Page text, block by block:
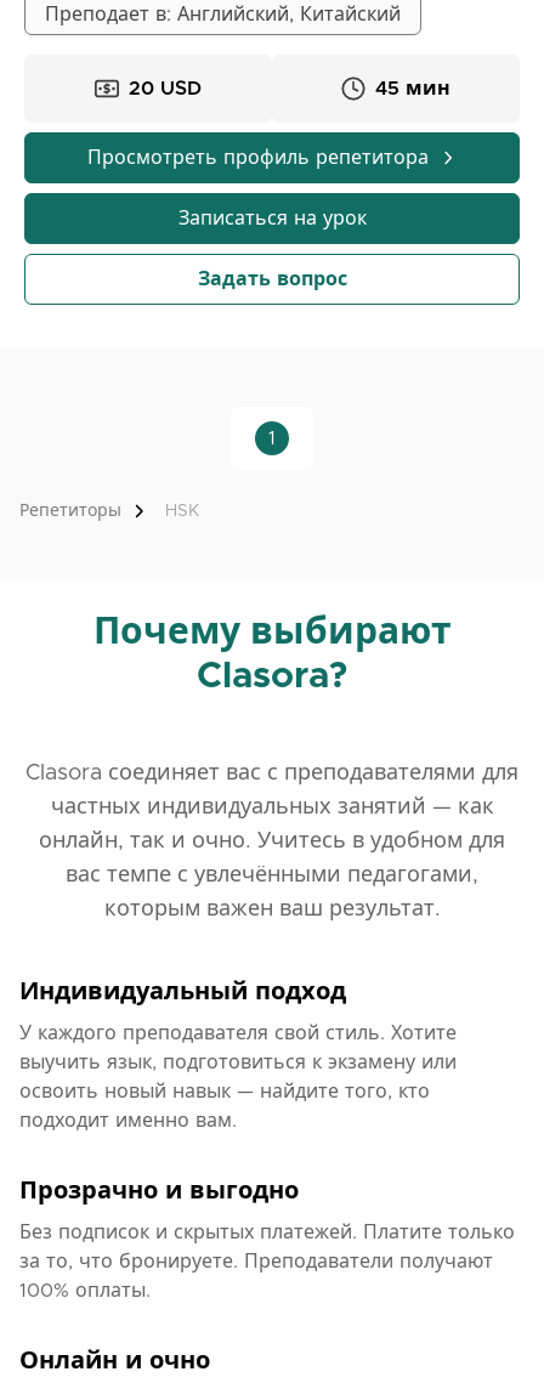
учеников, мои методы преподавания могут
отличаться. Более того, я всегда делюсь в своем
жизнью.
Преподает в: Английский, Китайский
20 USD 45 мин
Просмотреть профиль репетитора
Записаться на урок
Задать вопрос
1
Репетиторы HSK
Почему выбирают
Clasora?
Clasora соединяет вас с преподавателями для
частных индивидуальных занятий — как
онлайн, так и очно. Учитесь в удобном для
вас темпе с увлечёнными педагогами,
которым важен ваш результат.
Индивидуальный подход
У каждого преподавателя свой стиль. Хотите
выучить язык, подготовиться к экзамену или
освоить новый навык — найдите того, кто
подходит именно вам.
Прозрачно и выгодно
Без подписок и скрытых платежей. Платите только
за то, что бронируете. Преподаватели получают
100% оплаты.
Онлайн и очно